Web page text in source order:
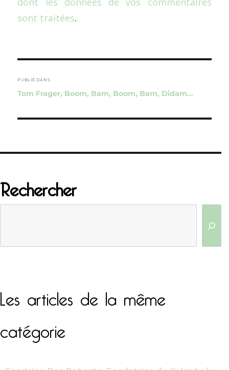
sont traitées.
de
l’article
PUBLIÉ DANS
Tom Frager, Boom, Bam, Boom, Bam, Didam…
Rechercher
Les articles de la même
catégorie